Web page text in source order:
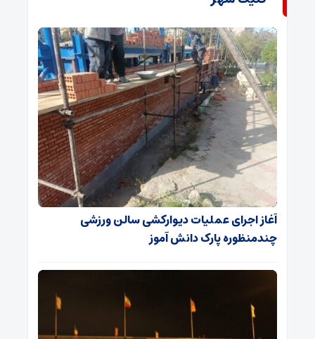
آغاز اجرای عملیات دیوارکشی سالن ورزشی
چندمنظوره پارک دانش آموز